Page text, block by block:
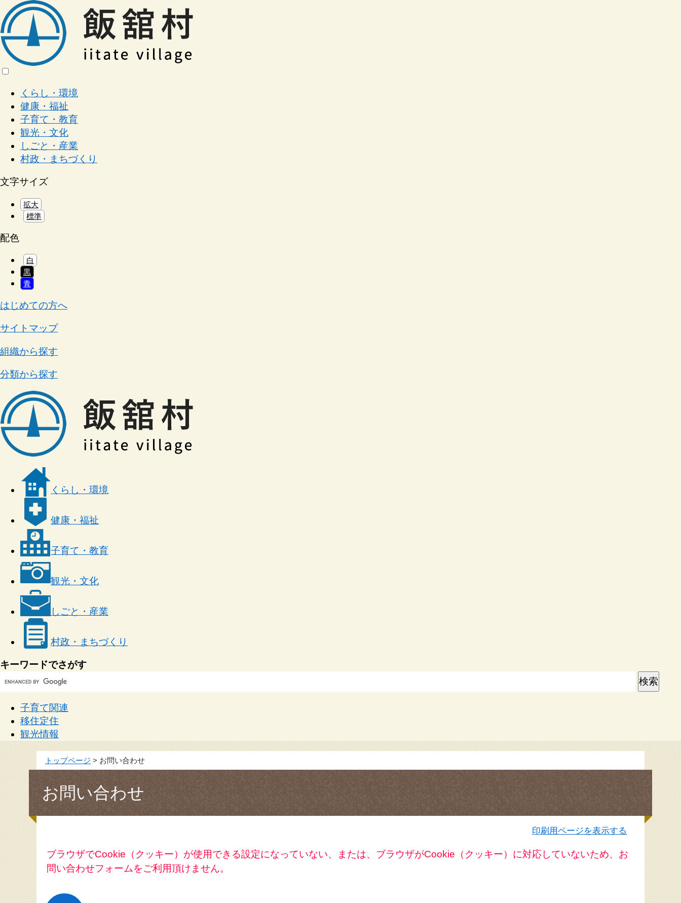
くらし・環境
健康・福祉
子育て・教育
観光・文化
しごと・産業
村政・まちづくり
文字サイズ
拡大
標準
配色
白
黒
青
はじめての方へ
サイトマップ
組織から探す
分類から探す
くらし・環境
健康・福祉
子育て・教育
観光・文化
しごと・産業
村政・まちづくり
キーワードでさがす
子育て関連
移住定住
観光情報
トップページ > お問い合わせ
お問い合わせ
印刷用ページを表示する
ブラウザでCookie（クッキー）が使用できる設定になっていない、または、ブラウザがCookie（クッキー）に対応していないため、お
問い合わせフォームをご利用頂けません。